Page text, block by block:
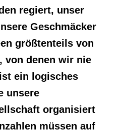
regiert, unser
Geschmäcker
größtenteils von
von denen wir nie
ein logisches
unsere
organisiert
müssen auf